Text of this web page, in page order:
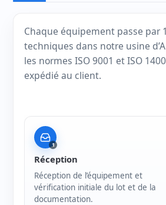
Chaque équipement passe par
techniques dans notre usine
les normes ISO 9001 et ISO
expédié au client.
1
Réception
Réception de l’équipement et
vérification initiale du lot et de la
documentation.